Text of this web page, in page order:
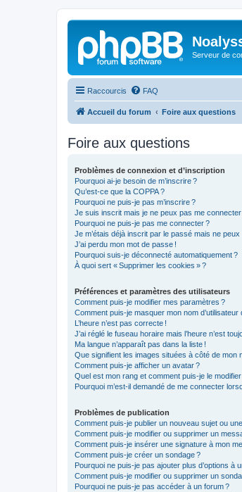
Serveur de
Raccourcis FAQ
Accueil du forum Foire aux questions
Foire aux questions
Problèmes de connexion et d’inscription
Pourquoi ai-je besoin de m’inscrire ?
Qu’est-ce que la COPPA ?
Pourquoi ne puis-je pas m’inscrire ?
Je suis inscrit mais je ne peux pas me connecter
Pourquoi ne puis-je pas me connecter ?
Je m’étais déjà inscrit par le passé mais ne
J’ai perdu mon mot de passe !
Pourquoi suis-je déconnecté automatiquement ?
À quoi sert « Supprimer les cookies » ?
Préférences et paramètres des utilisateurs
Comment puis-je modifier mes paramètres ?
Comment puis-je masquer mon nom
L’heure n’est pas correcte !
J’ai réglé le fuseau horaire mais l’heure n’est
Ma langue n’apparaît pas dans la liste !
Que signifient les images situées à côté de mon
Comment puis-je afficher un avatar ?
Quel est mon rang et comment puis-je le modifier
Pourquoi m’est-il demandé de me connecter
Problèmes de publication
Comment puis-je publier un nouveau sujet ou
Comment puis-je modifier ou supprimer un
Comment puis-je insérer une signature à mon
Comment puis-je créer un sondage ?
Pourquoi ne puis-je pas ajouter plus d’options à
Comment puis-je modifier ou supprimer un
Pourquoi ne puis-je pas accéder à un forum ?